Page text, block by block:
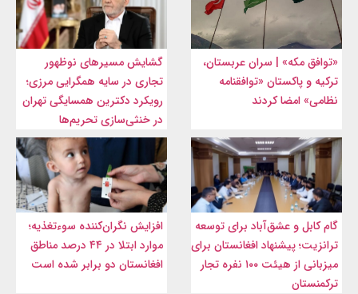
«توافق مکه» | سران عربستان،
ترکیه و پاکستان «توافقنامه
نظامی» امضا کردند
گشایش مسیرهای نوظهور
تجاری در سایه همگرایی مرزی؛
رویکرد دکترین همسایگی تهران
در خنثی‌سازی تحریم‌ها
گام کابل و عشق‌آباد برای توسعه
ترانزیت؛ پیشنهاد افغانستان برای
میزبانی از هیئت ۱۰۰ نفره تجار
ترکمنستان
افزایش نگران‌کننده سوءتغذیه؛
موارد ابتلا در ۴۴ درصد مناطق
افغانستان دو برابر شده است